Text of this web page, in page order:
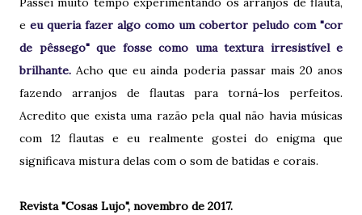
e eu queria fazer algo como um cobertor peludo com "cor
de pêssego" que fosse como uma textura irresistível e
brilhante.Acho que eu ainda poderia passar mais 20 anos
fazendo arranjos de flautas para torná-los perfeitos.
Acredito que exista uma razão pela qual não havia músicas
com 12 flautas e eu realmente gostei do enigma que
significava mistura delas com o som de batidas e corais.
Revista "Cosas Lujo", novembro de 2017.